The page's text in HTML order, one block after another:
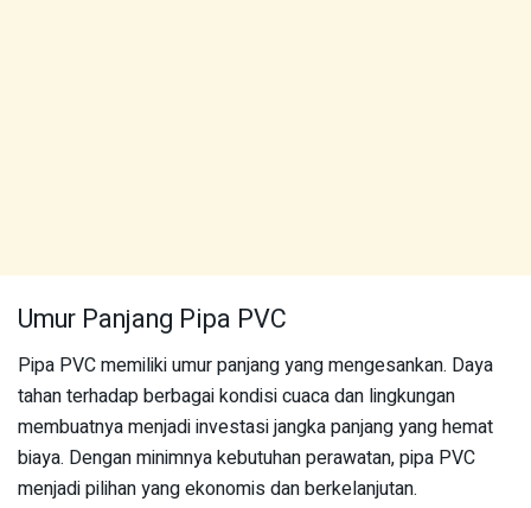
Umur Panjang Pipa PVC
Pipa PVC memiliki umur panjang yang mengesankan. Daya
tahan terhadap berbagai kondisi cuaca dan lingkungan
membuatnya menjadi investasi jangka panjang yang hemat
biaya. Dengan minimnya kebutuhan perawatan, pipa PVC
menjadi pilihan yang ekonomis dan berkelanjutan.